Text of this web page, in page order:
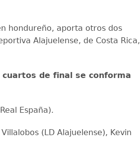
hondureño, aporta otros dos
Alajuelense, de Costa Rica,
cuartos de final se conforma
España).
(LD Alajuelense), Kevin